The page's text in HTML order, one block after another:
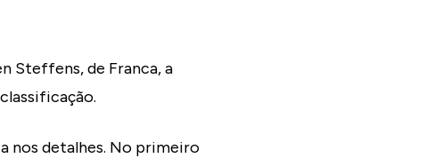
Steffens, de Franca, a
nos detalhes. No primeiro